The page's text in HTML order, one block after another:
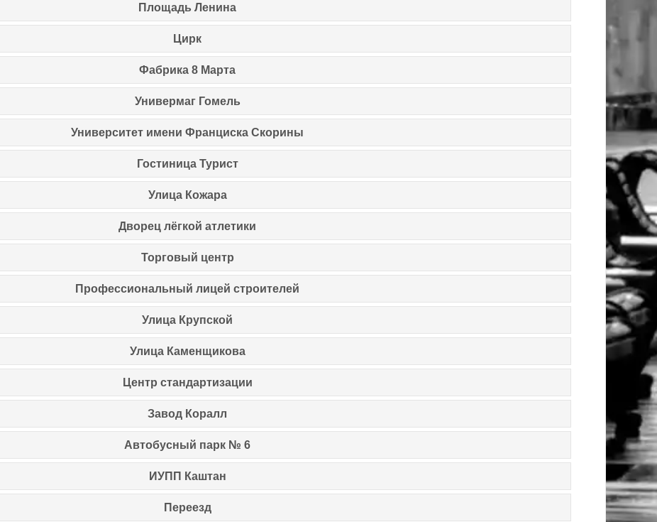
Площадь Ленина
Цирк
Фабрика 8 Марта
Универмаг Гомель
Университет имени Франциска Скорины
Гостиница Турист
Улица Кожара
Дворец лёгкой атлетики
Торговый центр
Профессиональный лицей строителей
Улица Крупской
Улица Каменщикова
Центр стандартизации
Завод Коралл
Автобусный парк № 6
ИУПП Каштан
Переезд